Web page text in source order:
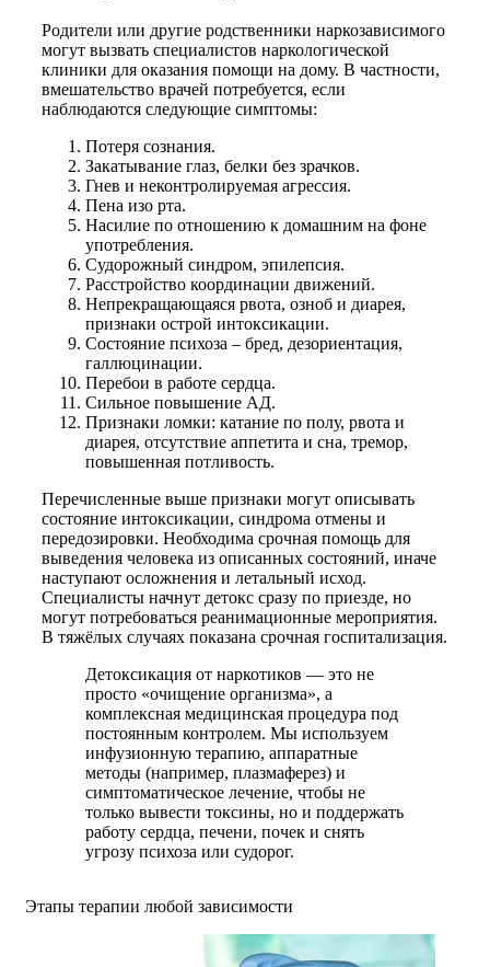
Родители или другие родственники наркозависимого
могут вызвать специалистов наркологической
клиники для оказания помощи на дому. В частности,
вмешательство врачей потребуется, если
наблюдаются следующие симптомы:
Потеря сознания.
Закатывание глаз, белки без зрачков.
Гнев и неконтролируемая агрессия.
Пена изо рта.
Насилие по отношению к домашним на фоне
употребления.
Судорожный синдром, эпилепсия.
Расстройство координации движений.
Непрекращающаяся рвота, озноб и диарея,
признаки острой интоксикации.
Состояние психоза – бред, дезориентация,
галлюцинации.
Перебои в работе сердца.
Сильное повышение АД.
Признаки ломки: катание по полу, рвота и
диарея, отсутствие аппетита и сна, тремор,
повышенная потливость.
Перечисленные выше признаки могут описывать
состояние интоксикации, синдрома отмены и
передозировки. Необходима срочная помощь для
выведения человека из описанных состояний, иначе
наступают осложнения и летальный исход.
Специалисты начнут детокс сразу по приезде, но
могут потребоваться реанимационные мероприятия.
В тяжёлых случаях показана срочная госпитализация.
Детоксикация от наркотиков — это не
просто «очищение организма», а
комплексная медицинская процедура под
постоянным контролем. Мы используем
инфузионную терапию, аппаратные
методы (например, плазмаферез) и
симптоматическое лечение, чтобы не
только вывести токсины, но и поддержать
работу сердца, печени, почек и снять
угрозу психоза или судорог.
Этапы терапии любой зависимости